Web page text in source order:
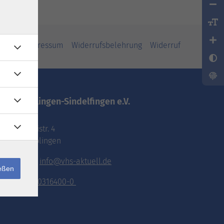
Impressum Widerrufsbelehrung Widerruf
vhs.Böblingen-Sindelfingen e.V.
Pestalozzistr. 4
71032 Böblingen
E-Mail: info@vhs-aktuell.de
Tel.: 070316400-0